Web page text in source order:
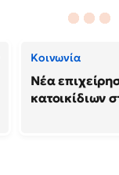
Κοινωνία
Νέα
κατοικίδιων